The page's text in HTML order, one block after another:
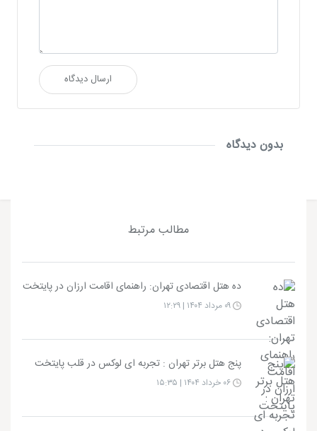
ارسال دیدگاه
بدون دیدگاه
مطالب مرتبط
ده هتل اقتصادی تهران: راهنمای اقامت ارزان در پایتخت
پنج هتل برتر تهران : تجربه‌ ای لوکس در قلب پایتخت